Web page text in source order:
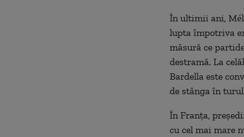
În ultimii ani,
lupta împotriva
măsură ce
destramă. La
Bardella este
de stânga în
În Franța,
cu cel mai mare